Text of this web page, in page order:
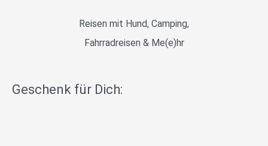
Reisen mit Hund, Camping,
Fahrradreisen & Me(e)hr
Geschenk für Dich: